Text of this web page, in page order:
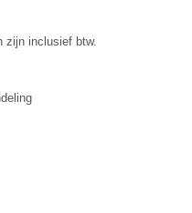
zijn inclusief btw.